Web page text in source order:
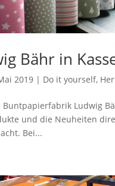
Bähr in
2019 | Do it yourself,
Ludwig
und die Neuheiten
Bei...